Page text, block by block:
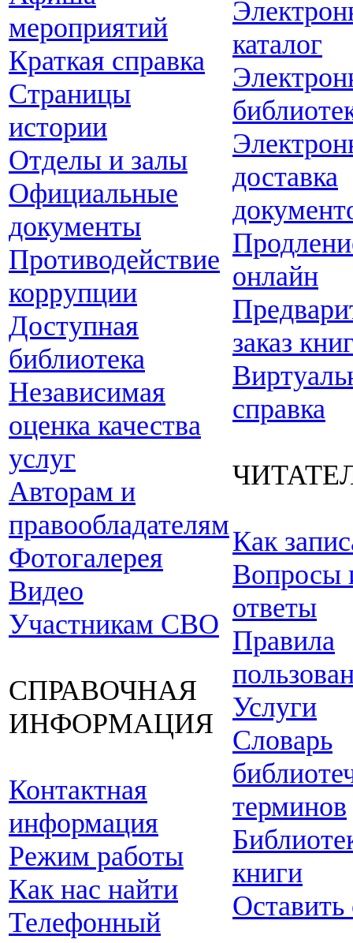
мероприятий
Краткая справка
Страницы
истории
Отделы и залы
Официальные
документы
Противодействие
коррупции
Доступная
библиотека
Независимая
оценка качества
услуг
Авторам и
правообладателям
Фотогалерея
Видео
Участникам СВО
СПРАВОЧНАЯ
ИНФОРМАЦИЯ
Контактная
информация
Режим работы
Как нас найти
Телефонный
каталог
доставка
онлайн
заказ
справка
Как
Вопросы
ответы
Правила
Услуги
Словарь
терминов
книги
Оставить